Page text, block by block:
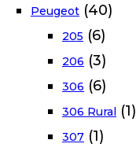
Peugeot (40)
205 (6)
206 (3)
306 (6)
306 Rural (1)
307 (1)